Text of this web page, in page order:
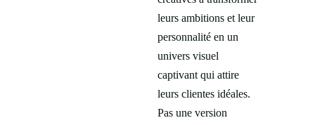
leurs ambitions et leur
personnalité en un
univers visuel
captivant qui attire
leurs clientes idéales.
Pas une version